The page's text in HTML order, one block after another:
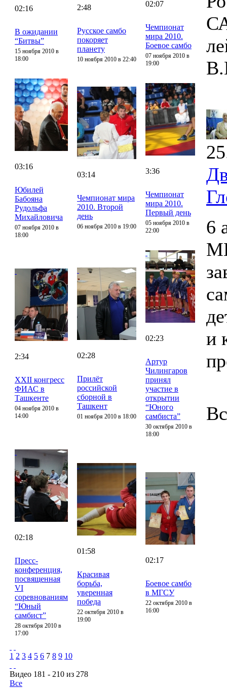
02:16
В ожидании
“Битвы”
15 ноября 2010 в
18:00
2:48
Русское самбо
покоряет
планету
10 ноября 2010 в 22:40
02:07
Чемпионат
мира 2010.
Боевое самбо
07 ноября 2010 в
19:00
03:16
Юбилей
Бабояна
Рудольфа
Михайловича
07 ноября 2010 в
18:00
03:14
Чемпионат мира
2010. Второй
день
06 ноября 2010 в 19:00
3:36
Чемпионат
мира 2010.
Первый день
05 ноября 2010 в
22:00
2:34
XXII конгресс
ФИАС в
Ташкенте
04 ноября 2010 в
14:00
02:28
Прилёт
российской
сборной в
Ташкент
01 ноября 2010 в 18:00
02:23
Артур
Чилингаров
принял
участие в
открытии
“Юного
самбиста”
30 октября 2010 в
18:00
02:18
Пресс-
конференция,
посвященная
VI
соревнованиям
“Юный
самбист”
28 октября 2010 в
17:00
01:58
Красивая
борьба,
уверенная
победа
22 октября 2010 в
19:00
02:17
Боевое самбо
в МГСУ
22 октября 2010 в
16:00
1 2 3 4 5 6 7 8 9 10
Видео 181 - 210 из 278
Все
6
и